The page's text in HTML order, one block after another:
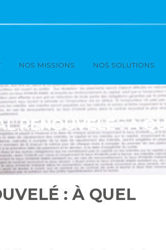
NOS MISSIONS NOS SOLUTIONS
RENOUVELÉ : À
: À QUEL